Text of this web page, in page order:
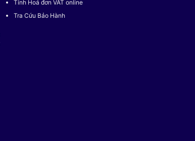
Tính Hoá đơn VAT online
Tra Cứu Bảo Hành